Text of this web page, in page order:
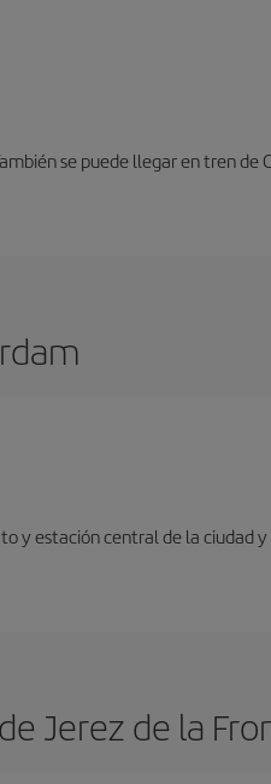
se puede llegar en tren de
y estación central de la ciudad
Jerez de la